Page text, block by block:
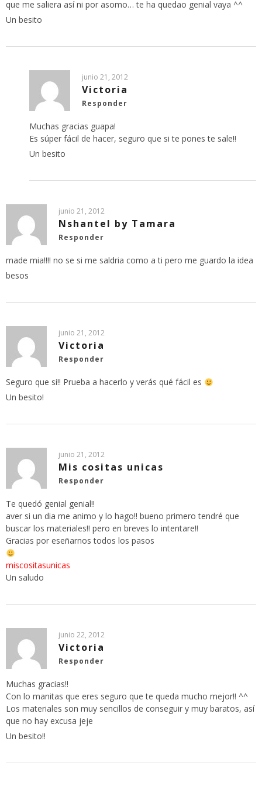
que me saliera así ni por asomo… te ha quedao genial vaya ^^
Un besito
junio 21, 2012
Victoria
Responder
Muchas gracias guapa!
Es súper fácil de hacer, seguro que si te pones te sale!!
Un besito
junio 21, 2012
Nshantel by Tamara
Responder
made mia!!!! no se si me saldria como a ti pero me guardo la idea
besos
junio 21, 2012
Victoria
Responder
Seguro que si!! Prueba a hacerlo y verás qué fácil es
Un besito!
junio 21, 2012
Mis cositas unicas
Responder
Te quedó genial genial!!
aver si un dia me animo y lo hago!! bueno primero tendré que
buscar los materiales!! pero en breves lo intentare!!
Gracias por eseñarnos todos los pasos
miscositasunicas
Un saludo
junio 22, 2012
Victoria
Responder
Muchas gracias!!
Con lo manitas que eres seguro que te queda mucho mejor!! ^^
Los materiales son muy sencillos de conseguir y muy baratos, así
que no hay excusa jeje
Un besito!!